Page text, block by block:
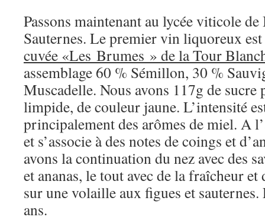
Passons maintenant au lycée viticole
Sauternes. Le premier vin liquoreux
cuvée «Les Brumes » de la Tour
assemblage 60 % Sémillon, 30 %
Muscadelle. Nous avons 117g de
limpide, de couleur jaune. L’intensité
principalement des arômes de miel. A
et s’associe à des notes de coings et
avons la continuation du nez avec des
et ananas, le tout avec de la fraîcheur et
sur une volaille aux figues et sauternes.
ans.